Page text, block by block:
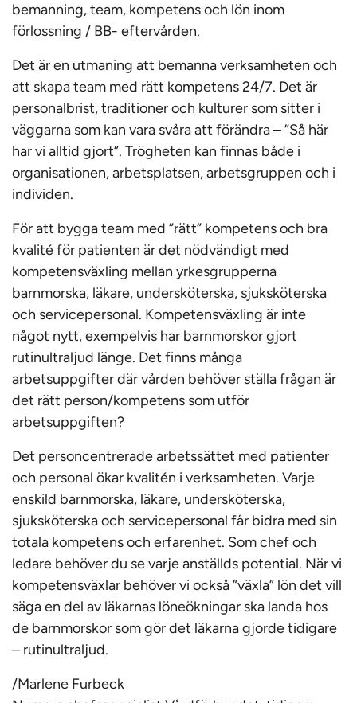
bemanning, team, kompetens och lön inom
förlossning / BB- eftervården.
Det är en utmaning att bemanna verksamheten och
att skapa team med rätt kompetens 24/7. Det är
personalbrist, traditioner och kulturer som sitter i
väggarna som kan vara svåra att förändra – ”Så här
har vi alltid gjort”. Trögheten kan finnas både i
organisationen, arbetsplatsen, arbetsgruppen och i
individen.
För att bygga team med ”rätt” kompetens och bra
kvalité för patienten är det nödvändigt med
kompetensväxling mellan yrkesgrupperna
barnmorska, läkare, undersköterska, sjuksköterska
och servicepersonal. Kompetensväxling är inte
något nytt, exempelvis har barnmorskor gjort
rutinultraljud länge. Det finns många
arbetsuppgifter där vården behöver ställa frågan är
det rätt person/kompetens som utför
arbetsuppgiften?
Det personcentrerade arbetssättet med patienter
och personal ökar kvalitén i verksamheten. Varje
enskild barnmorska, läkare, undersköterska,
sjuksköterska och servicepersonal får bidra med sin
totala kompetens och erfarenhet. Som chef och
ledare behöver du se varje anställds potential. När vi
kompetensväxlar behöver vi också ”växla” lön det vill
säga en del av läkarnas löneökningar ska landa hos
de barnmorskor som gör det läkarna gjorde tidigare
– rutinultraljud.
/Marlene Furbeck